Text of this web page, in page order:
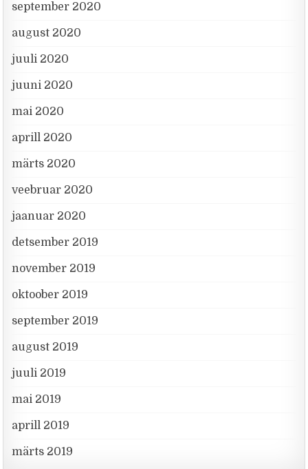
september 2020
august 2020
juuli 2020
juuni 2020
mai 2020
aprill 2020
märts 2020
veebruar 2020
jaanuar 2020
detsember 2019
november 2019
oktoober 2019
september 2019
august 2019
juuli 2019
mai 2019
aprill 2019
märts 2019